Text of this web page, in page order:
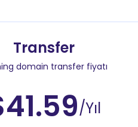
Transfer
domain transfer fiyatı
/Yıl